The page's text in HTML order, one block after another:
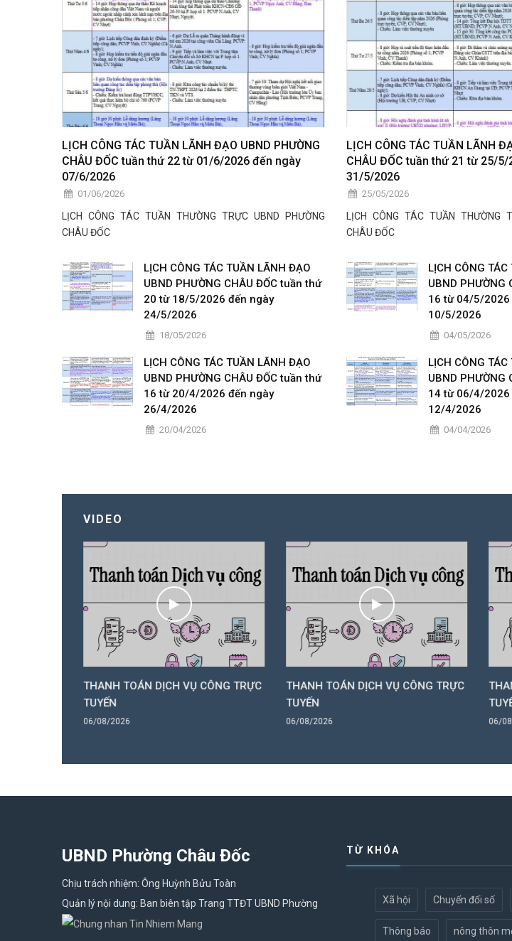
LỊCH CÔNG TÁC TUẦN LÃNH ĐẠO UBND PHƯỜNG
CHÂU ĐỐC tuần thứ 22 từ 01/6/2026 đến ngày
07/6/2026
01/06/2026
LỊCH CÔNG TÁC TUẦN THƯỜNG TRỰC UBND PHƯỜNG
CHÂU ĐỐC
LỊCH CÔNG TÁC TUẦN LÃNH
CHÂU ĐỐC tuần thứ 21 từ 25/
31/5/2026
25/05/2026
LỊCH CÔNG TÁC TUẦN THƯỜNG
CHÂU ĐỐC
LỊCH CÔNG TÁC TUẦN LÃNH ĐẠO
UBND PHƯỜNG CHÂU ĐỐC tuần thứ
20 từ 18/5/2026 đến ngày
24/5/2026
18/05/2026
LỊCH CÔNG
UBND PHƯỜNG
16 từ 04/5/2026
10/5/2026
04/05/2026
LỊCH CÔNG TÁC TUẦN LÃNH ĐẠO
UBND PHƯỜNG CHÂU ĐỐC tuần thứ
16 từ 20/4/2026 đến ngày
26/4/2026
20/04/2026
LỊCH CÔNG
UBND PHƯỜNG
14 từ 06/4/2026
12/4/2026
04/04/2026
VIDEO
THANH TOÁN DỊCH VỤ CÔNG TRỰC
TUYẾN
06/08/2026
THANH TOÁN DỊCH VỤ CÔNG TRỰC
TUYẾN
06/08/2026 06/
UBND Phường Châu Đốc
Chịu trách nhiệm: Ông Huỳnh Bửu Toàn
Quản lý nội dung: Ban biên tập Trang TTĐT UBND Phường
TỪ KHÓA
Xã hội Chuyển đổi số
Thông báo nông thôn